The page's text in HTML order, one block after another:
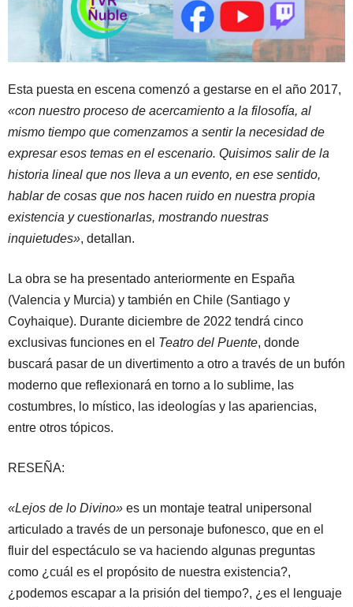
Esta puesta en escena comenzó a gestarse en el año 2017,
«con nuestro proceso de acercamiento a la filosofía, al
mismo tiempo que comenzamos a sentir la necesidad de
expresar esos temas en el escenario. Quisimos salir de la
historia lineal que nos lleva a un evento, en ese sentido,
hablar de cosas que nos hacen ruido en nuestra propia
existencia y cuestionarlas, mostrando nuestras
inquietudes», detallan.
La obra se ha presentado anteriormente en España
(Valencia y Murcia) y también en Chile (Santiago y
Coyhaique). Durante diciembre de 2022 tendrá cinco
exclusivas funciones en el Teatro del Puente, donde
buscará pasar de un divertimento a otro a través de un bufón
moderno que reflexionará en torno a lo sublime, las
costumbres, lo místico, las ideologías y las apariencias,
entre otros tópicos.
RESEÑA:
«Lejos de lo Divino» es un montaje teatral unipersonal
articulado a través de un personaje bufonesco, que en el
fluir del espectáculo se va haciendo algunas preguntas
como ¿cuál es el propósito de nuestra existencia?,
¿podemos escapar a la prisión del tiempo?, ¿es el lenguaje